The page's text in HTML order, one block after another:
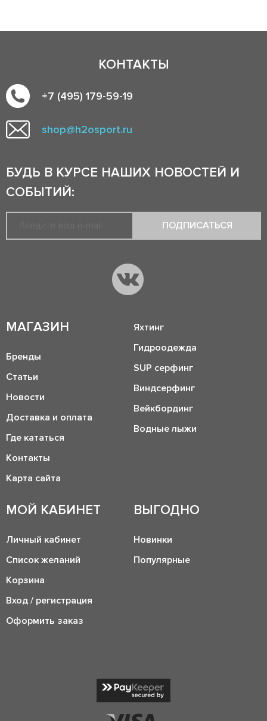
КОНТАКТЫ
+7 (495) 179-59-19
shop@h2osport.ru
БУДЬ В КУРСЕ НАШИХ НОВОСТЕЙ И
СОБЫТИЙ:
ПОДПИСАТЬСЯ
МАГАЗИН
Бренды
Статьи
Новости
Доставка и оплата
Где кататься
Контакты
Карта сайта
Яхтинг
Гидроодежда
SUP серфинг
Виндсерфинг
Вейкбординг
Водные лыжи
МОЙ КАБИНЕТ
Личный кабинет
Список желаний
Корзина
Вход / регистрация
Оформить заказ
ВЫГОДНО
Новинки
Популярные